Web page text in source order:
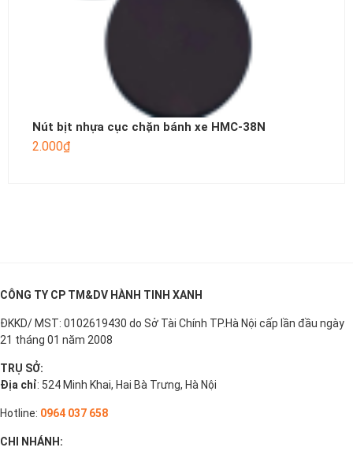
Nút bịt nhựa cục chặn bánh xe HMC-38N
2.000₫
CÔNG TY CP TM&DV HÀNH TINH XANH
ĐKKD/ MST: 0102619430 do Sở Tài Chính TP.Hà Nội cấp lần đầu ngày
21 tháng 01 năm 2008
TRỤ SỞ:
Địa chỉ: 524 Minh Khai, Hai Bà Trưng, Hà Nội
Hotline: 0964 037 658
CHI NHÁNH: